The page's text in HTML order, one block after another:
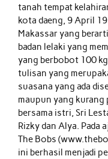
tanah tempat
kota daeng, 9 April
Makassar yang
badan lelaki yang
yang berbobot 100
tulisan yang
suasana yang ada
maupun yang kurang
bersama istri, Sri
Rizky dan Alya.
The Bobs
ini berhasil menjadi